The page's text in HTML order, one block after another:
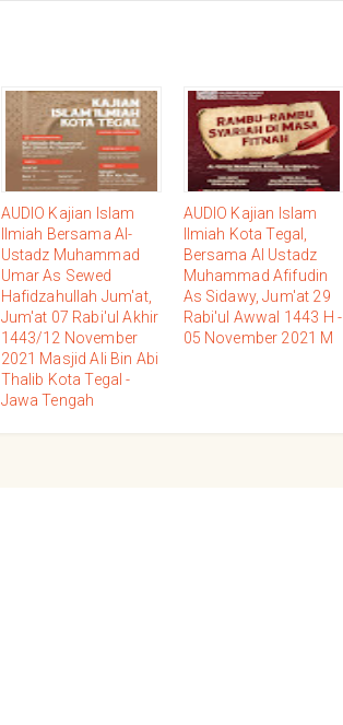
AUDIO Kajian Islam
Ilmiah Bersama Al-
Ustadz Muhammad
Umar As Sewed
Hafidzahullah Jum'at,
Jum'at 07 Rabi'ul Akhir
1443/12 November
2021 Masjid Ali Bin Abi
Thalib Kota Tegal -
Jawa Tengah
AUDIO Kajian Islam
Ilmiah Kota Tegal,
Bersama Al Ustadz
Muhammad Afifudin
As Sidawy, Jum'at 29
Rabi'ul Awwal 1443 H -
05 November 2021 M